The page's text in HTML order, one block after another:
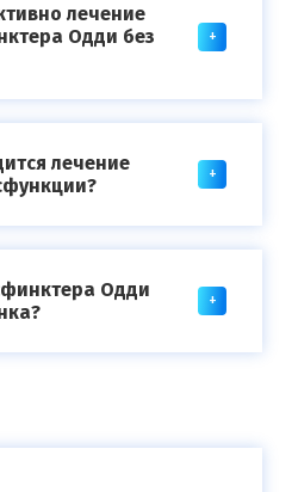
лечение
Одди без
лечение
Одди